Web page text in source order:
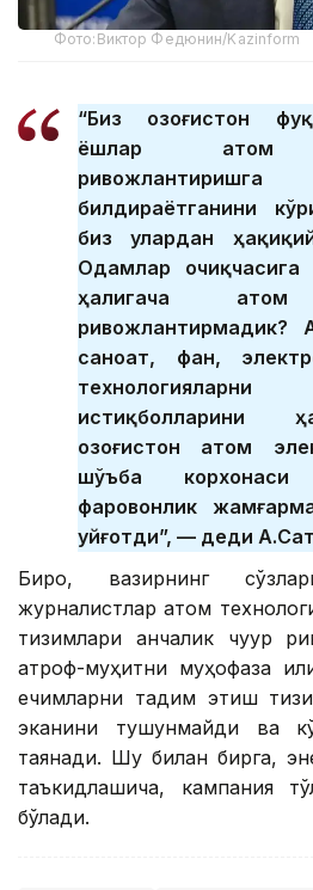
Фото:Виктор Федюнин/Kazinform
“Биз Қозоғистон
ёшлар атом
билдираётганини
биз улардан
Одамлар
ҳалигача атом
ривожлантирмадик?
саноат, фан,
истиқболларини
Қозоғистон атом
шўъба
фаровонлик
уйғотди”, — деди
Бироқ, вазирнинг
журналистлар атом
тизимлари қанчалик чуқур
атроф-муҳитни муҳофаза
ечимларни тақдим этиш
эканини тушунмайди ва
таянади. Шу билан бирга,
таъкидлашича, кампания
бўлади.